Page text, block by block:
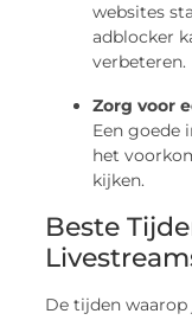
websites
adblocker
verbeteren.
Zorg voor
Een goede
het
kijken.
Beste
De tijden